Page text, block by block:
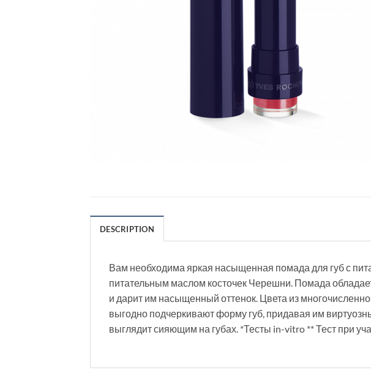
DESCRIPTION
Вам необходима яркая насыщенная помада для губ с
питательным маслом косточек Черешни. Помада
и дарит им насыщенный оттенок. Цвета из
выгодно подчеркивают форму губ, придавая им
выглядит сияющим на губах. *Тесты in-vitro ** Тест при